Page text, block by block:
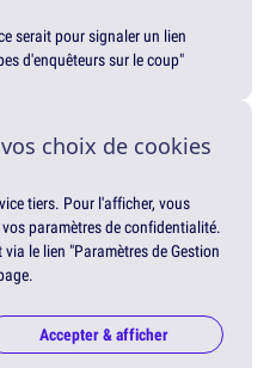
serait pour signaler un lien
d'enquêteurs sur le coup"
choix de cookies
tiers. Pour l'afficher, vous
paramètres de confidentialité.
le lien "Paramètres de Gestion
Accepter & afficher